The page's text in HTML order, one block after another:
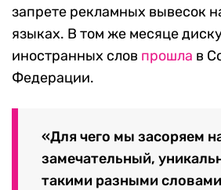
запрете рекламных вывесок
языках. В том же месяце
иностранных слов прошла в
Федерации.
«Для чего мы засоряем
замечательный,
такими разными